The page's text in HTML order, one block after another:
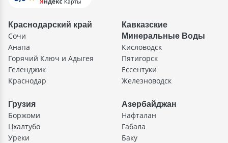
Краснодарский край
Сочи
Анапа
Горячий Ключ и Адыгея
Геленджик
Краснодар
Кавказские
Минеральные Воды
Кисловодск
Пятигорск
Ессентуки
Железноводск
Грузия
Боржоми
Цхалтубо
Уреки
Азербайджан
Нафталан
Габала
Баку